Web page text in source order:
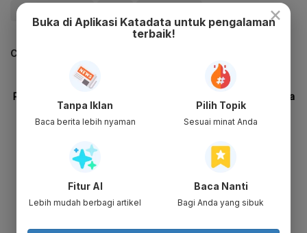
#Korupsi Satelit
CEK JUGA DATA INI
×
Buka di Aplikasi Katadata untuk pengalaman
terbaik!
Tanpa Iklan
Baca berita lebih nyaman
Pilih Topik
Sesuai minat Anda
Fitur AI
Lebih mudah berbagi artikel
Baca Nanti
Bagi Anda yang sibuk